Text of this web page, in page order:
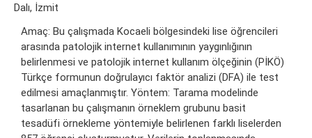
Dalı, İzmit
Amaç: Bu çalışmada Kocaeli bölgesindeki lise öğrencileri
arasında patolojik internet kullanımının yaygınlığının
belirlenmesi ve patolojik internet kullanım ölçeğinin (PİKÖ)
Türkçe formunun doğrulayıcı faktör analizi (DFA) ile test
edilmesi amaçlanmıştır. Yöntem: Tarama modelinde
tasarlanan bu çalışmanın örneklem grubunu basit
tesadüfi örnekleme yöntemiyle belirlenen farklı liselerden